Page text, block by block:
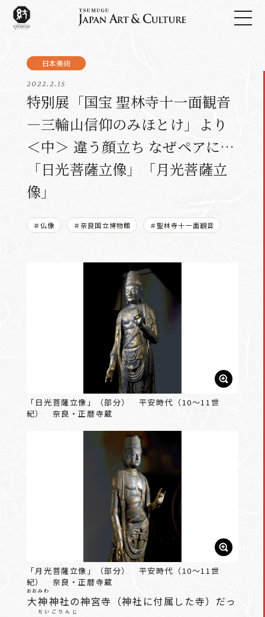
2022.2.15
特別展「国宝 聖林寺十一面観音
―三輪山信仰のみほとけ」より
＜中＞ 違う顔立ち なぜペアに…
「日光菩薩立像」「月光菩薩立
像」
＃仏像 ＃奈良国立博物館 ＃聖林寺十一面観音
「日光菩薩立像」（部分） 平安時代（10～11世
紀） 奈良・正暦寺蔵
「月光菩薩立像」（部分） 平安時代（10～11世
紀） 奈良・正暦寺蔵
大神
おおみわ
神社の神宮寺（神社に付属した寺）だっ
だいごりんじ